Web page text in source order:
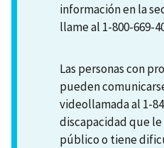
información en la
llame al 1-800-669-
Las personas con
pueden
videollamada al 1-
discapacidad que
público o tiene